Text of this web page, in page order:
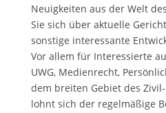
Neuigkeiten aus der Welt
Sie sich über aktuelle
sonstige interessante
Vor allem für Interessierte
UWG, Medienrecht,
dem breiten Gebiet des
lohnt sich der regelmäßige